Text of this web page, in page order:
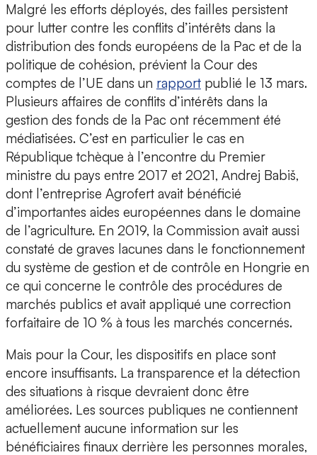
Malgré les efforts déployés, des failles persistent
pour lutter contre les conflits d’intérêts dans la
distribution des fonds européens de la Pac et de la
politique de cohésion, prévient la Cour des
comptes de l’UE dans un rapport publié le 13 mars.
Plusieurs affaires de conflits d’intérêts dans la
gestion des fonds de la Pac ont récemment été
médiatisées. C’est en particulier le cas en
République tchèque à l’encontre du Premier
ministre du pays entre 2017 et 2021, Andrej Babiš,
dont l’entreprise Agrofert avait bénéficié
d’importantes aides européennes dans le domaine
de l’agriculture. En 2019, la Commission avait aussi
constaté de graves lacunes dans le fonctionnement
du système de gestion et de contrôle en Hongrie en
ce qui concerne le contrôle des procédures de
marchés publics et avait appliqué une correction
forfaitaire de 10 % à tous les marchés concernés.
Mais pour la Cour, les dispositifs en place sont
encore insuffisants. La transparence et la détection
des situations à risque devraient donc être
améliorées. Les sources publiques ne contiennent
actuellement aucune information sur les
bénéficiaires finaux derrière les personnes morales,